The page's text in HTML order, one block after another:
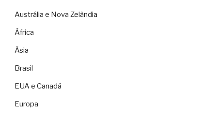
Austrália e Nova Zelândia
África
Ásia
Brasil
EUA e Canadá
Europa